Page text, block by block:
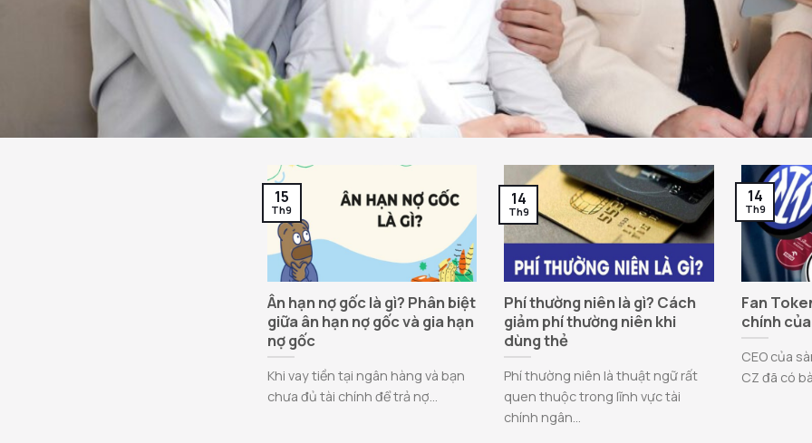
Ân hạn nợ gốc là gì? Phân biệt
giữa ân hạn nợ gốc và gia hạn
nợ gốc
Khi vay tiền tại ngân hàng và bạn
chưa đủ tài chính để trả nợ...
15
Th9
Phí thường niên là gì? Cách
giảm phí thường niên khi
dùng thẻ
Phí thường niên là thuật ngữ rất
quen thuộc trong lĩnh vực tài
chính ngân...
14
Th9
Fan
chính
CEO của
CZ đã có
14
Th9